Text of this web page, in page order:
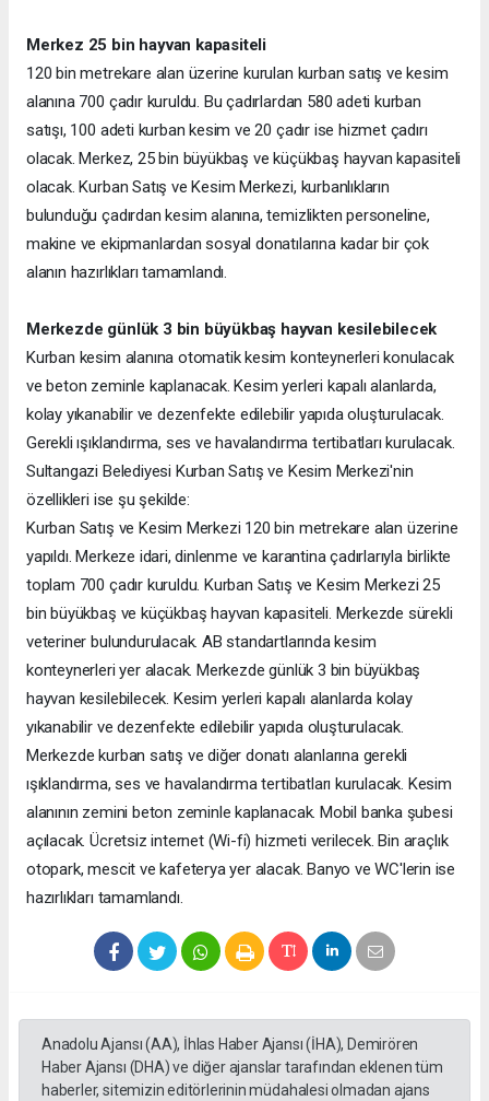
Merkez 25 bin hayvan kapasiteli
120 bin metrekare alan üzerine kurulan kurban satış ve kesim
alanına 700 çadır kuruldu. Bu çadırlardan 580 adeti kurban
satışı, 100 adeti kurban kesim ve 20 çadır ise hizmet çadırı
olacak. Merkez, 25 bin büyükbaş ve küçükbaş hayvan kapasiteli
olacak. Kurban Satış ve Kesim Merkezi, kurbanlıkların
bulunduğu çadırdan kesim alanına, temizlikten personeline,
makine ve ekipmanlardan sosyal donatılarına kadar bir çok
alanın hazırlıkları tamamlandı.
Merkezde günlük 3 bin büyükbaş hayvan kesilebilecek
Kurban kesim alanına otomatik kesim konteynerleri konulacak
ve beton zeminle kaplanacak. Kesim yerleri kapalı alanlarda,
kolay yıkanabilir ve dezenfekte edilebilir yapıda oluşturulacak.
Gerekli ışıklandırma, ses ve havalandırma tertibatları kurulacak.
Sultangazi Belediyesi Kurban Satış ve Kesim Merkezi'nin
özellikleri ise şu şekilde:
Kurban Satış ve Kesim Merkezi 120 bin metrekare alan üzerine
yapıldı. Merkeze idari, dinlenme ve karantina çadırlarıyla birlikte
toplam 700 çadır kuruldu. Kurban Satış ve Kesim Merkezi 25
bin büyükbaş ve küçükbaş hayvan kapasiteli. Merkezde sürekli
veteriner bulundurulacak. AB standartlarında kesim
konteynerleri yer alacak. Merkezde günlük 3 bin büyükbaş
hayvan kesilebilecek. Kesim yerleri kapalı alanlarda kolay
yıkanabilir ve dezenfekte edilebilir yapıda oluşturulacak.
Merkezde kurban satış ve diğer donatı alanlarına gerekli
ışıklandırma, ses ve havalandırma tertibatları kurulacak. Kesim
alanının zemini beton zeminle kaplanacak. Mobil banka şubesi
açılacak. Ücretsiz internet (Wi-fi) hizmeti verilecek. Bin araçlık
otopark, mescit ve kafeterya yer alacak. Banyo ve WC'lerin ise
hazırlıkları tamamlandı.
Anadolu Ajansı (AA), İhlas Haber Ajansı (İHA), Demirören
Haber Ajansı (DHA) ve diğer ajanslar tarafından eklenen tüm
haberler, sitemizin editörlerinin müdahalesi olmadan ajans